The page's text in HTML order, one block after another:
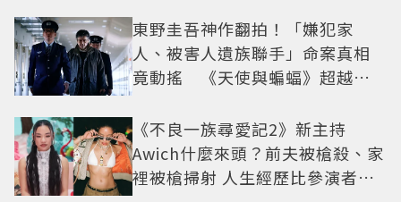
東野圭吾神作翻拍！「嫌犯家
人、被害人遺族聯手」命案真相
竟動搖 《天使與蝙蝠》超越懸
《不良一族尋愛記2》新主持
Awich什麼來頭？前夫被槍殺、家
裡被槍掃射 人生經歷比參演者還